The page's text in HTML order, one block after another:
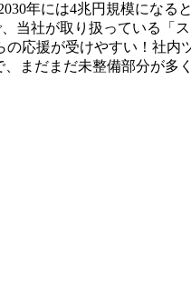
年には4兆円規模にな
社が取り扱っている「
応援が受けやすい！社
まだまだ未整備部分が多